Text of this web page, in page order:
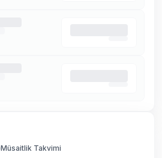
Müsaitlik Takvimi